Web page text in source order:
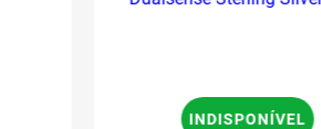
INDISPONÍVEL